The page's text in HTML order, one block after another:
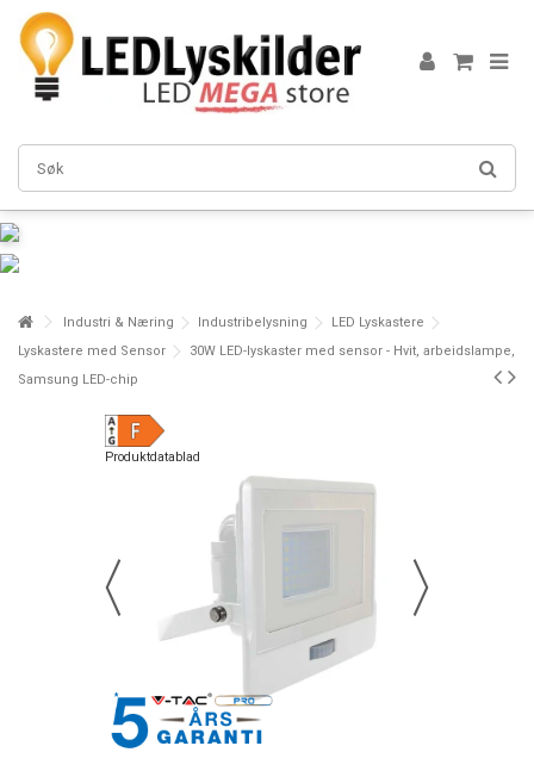
Industri & Næring Industribelysning
LED Lyskastere
Lyskastere med Sensor
30W LED-lyskaster med sensor - Hvit, arbeidslampe,
Samsung LED-chip
Produktdatablad